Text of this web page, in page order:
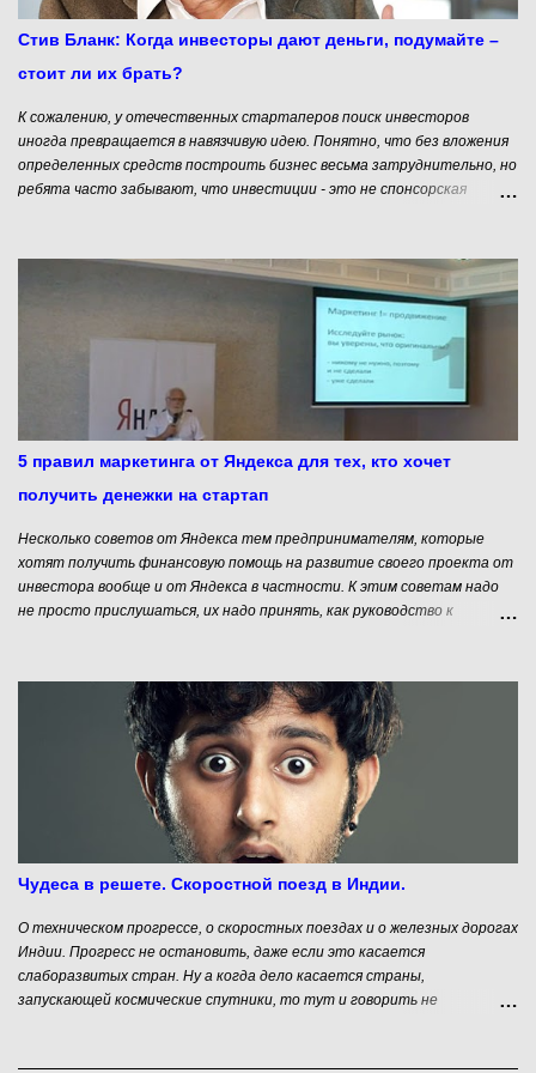
330 тысяч долларов.
Стив Бланк: Когда инвесторы дают деньги, подумайте –
стоит ли их брать?
К сожалению, у отечественных стартаперов поиск инвесторов
иногда превращается в навязчивую идею. Понятно, что без вложения
определенных средств построить бизнес весьма затруднительно, но
ребята часто забывают, что инвестиции - это не спонсорская
уже писали. Кроме того, нельзя забывать, что привлечение
финансирования в стартап – это не цель, а средство решения
определенной проблемы. Но часто проблему можно решить и без
привлечения значительных финансовых ресурсов. Даже наоборот.
Иногда привлечение больших финансов на начальном этапе
становления стартапа может привести к большим проблемам. Об
этом в своем блоге рассказывает Стив Бланк. Стива Бланка ( Steve
Blank) можно назвать гуру стартаперского движения. Он входит в
десятку самых влиятельных людей Силиконовой долины ( Silicon
5 правил маркетинга от Яндекса для тех, кто хочет
получить денежки на стартап
Несколько советов от Яндекса тем предпринимателям, которые
хотят получить финансовую помощь на развитие своего проекта от
инвестора вообще и от Яндекса в частности. К этим советам надо
не просто прислушаться, их надо принять, как руководство к
предпринимательства.
Чудеса в решете. Скоростной поезд в Индии.
О техническом прогрессе, о скоростных поездах и о железных дорогах
Индии. Прогресс не остановить, даже если это касается
слаборазвитых стран. Ну а когда дело касается страны,
запускающей космические спутники, то тут и говорить не